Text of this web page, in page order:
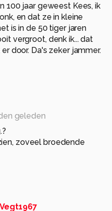
100 jaar geweest Kees, ik
en dat ze in kleine
is in de 50 tiger jaren
vergroot, denk ik... dat
door. Da's zeker jammer.
geleden
zoveel broedende